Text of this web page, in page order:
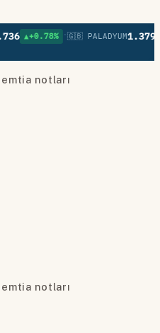
▲+0.78% •🇬🇧 PALADYUM1.379
notları
notları